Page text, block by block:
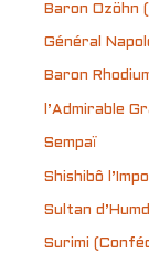
Baron Ozöhn
Général
Baron
l’Admirable
Sempaï
Shishibô
Sultan
Surimi